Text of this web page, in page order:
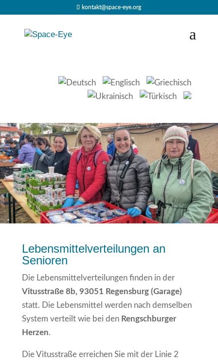
kontakt@space-eye.org
Lebensmittelverteilungen an
Senioren
Die Lebensmittelverteilungen finden in der
Vitusstraße 8b, 93051 Regensburg (Garage)
statt. Die Lebensmittel werden nach demselben
System verteilt wie bei den Rengschburger
Herzen.
Die Vitusstraße erreichen Sie mit der Linie 2